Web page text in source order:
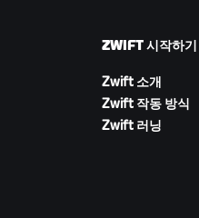
ZWIFT 시작하기
Zwift 소개
Zwift 작동 방식
Zwift 러닝